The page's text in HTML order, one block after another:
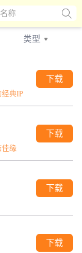
称
类型
放置
回合
经典IP
下载
佳缘
下载
下载
下载